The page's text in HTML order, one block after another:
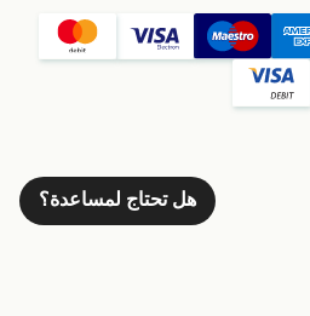
هل تحتاج لمساعدة؟